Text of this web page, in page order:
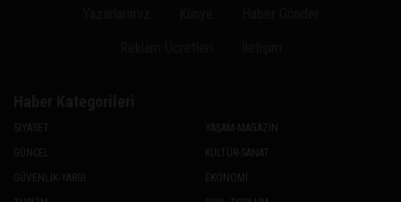
SİYASET
GÜNCEL
GÜVENLİK-YARGI
YAŞAM-MAGAZİN
KÜLTÜR-SANAT
EKONOMİ